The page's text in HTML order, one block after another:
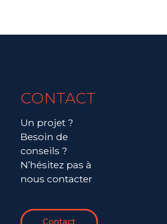
CONTACT
Un projet ?
Besoin de
conseils ?
N’hésitez pas à
nous contacter
Contact